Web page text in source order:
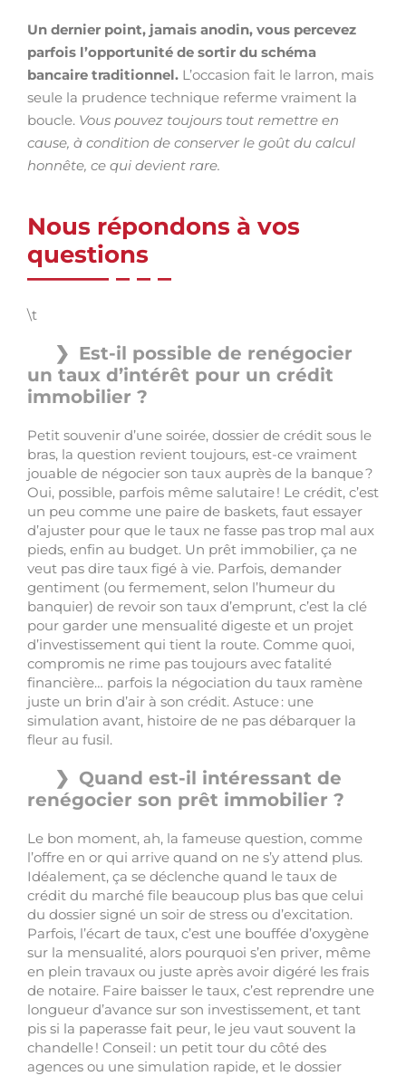
Un dernier point, jamais anodin, vous percevez
parfois l’opportunité de sortir du schéma
bancaire traditionnel. L’occasion fait le larron, mais
seule la prudence technique referme vraiment la
boucle. Vous pouvez toujours tout remettre en
cause, à condition de conserver le goût du calcul
honnête, ce qui devient rare.
Nous répondons à vos
questions
\t
Est-il possible de renégocier
un taux d’intérêt pour un crédit
immobilier ?
Petit souvenir d’une soirée, dossier de crédit sous le
bras, la question revient toujours, est-ce vraiment
jouable de négocier son taux auprès de la banque ?
Oui, possible, parfois même salutaire ! Le crédit, c’est
un peu comme une paire de baskets, faut essayer
d’ajuster pour que le taux ne fasse pas trop mal aux
pieds, enfin au budget. Un prêt immobilier, ça ne
veut pas dire taux figé à vie. Parfois, demander
gentiment (ou fermement, selon l’humeur du
banquier) de revoir son taux d’emprunt, c’est la clé
pour garder une mensualité digeste et un projet
d’investissement qui tient la route. Comme quoi,
compromis ne rime pas toujours avec fatalité
financière… parfois la négociation du taux ramène
juste un brin d’air à son crédit. Astuce : une
simulation avant, histoire de ne pas débarquer la
fleur au fusil.
Quand est-il intéressant de
renégocier son prêt immobilier ?
Le bon moment, ah, la fameuse question, comme
l’offre en or qui arrive quand on ne s’y attend plus.
Idéalement, ça se déclenche quand le taux de
crédit du marché file beaucoup plus bas que celui
du dossier signé un soir de stress ou d’excitation.
Parfois, l’écart de taux, c’est une bouffée d’oxygène
sur la mensualité, alors pourquoi s’en priver, même
en plein travaux ou juste après avoir digéré les frais
de notaire. Faire baisser le taux, c’est reprendre une
longueur d’avance sur son investissement, et tant
pis si la paperasse fait peur, le jeu vaut souvent la
chandelle ! Conseil : un petit tour du côté des
agences ou une simulation rapide, et le dossier